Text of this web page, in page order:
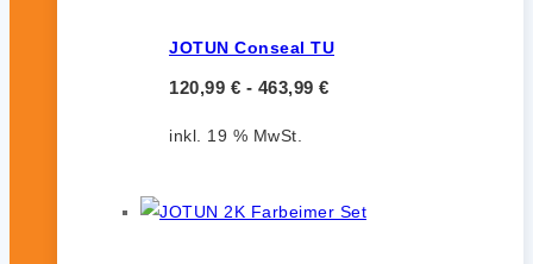
JOTUN Conseal TU
120,99 € - 463,99 €
inkl. 19 % MwSt.